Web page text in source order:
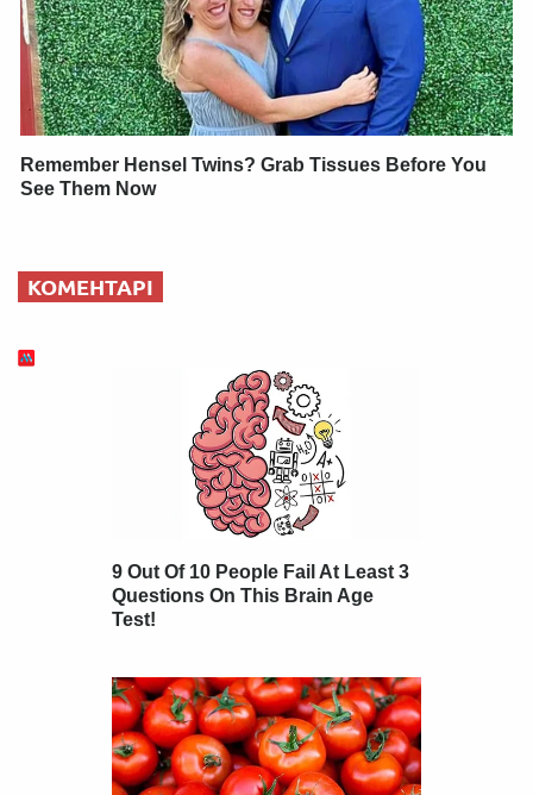
Remember Hensel Twins? Grab Tissues Before You
See Them Now
КОМЕНТАРІ